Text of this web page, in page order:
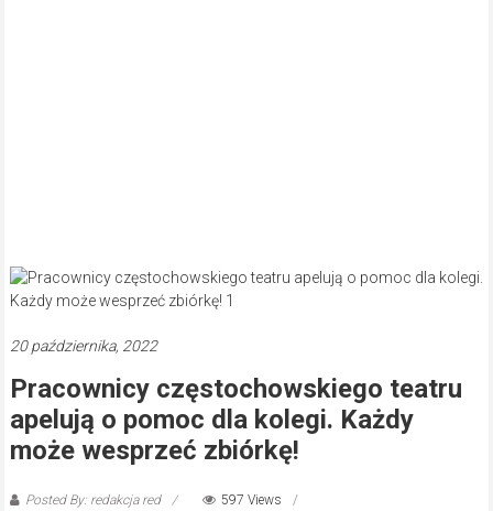
20 października, 2022
Pracownicy częstochowskiego teatru
apelują o pomoc dla kolegi. Każdy
może wesprzeć zbiórkę!
Posted By: redakcja red
597 Views